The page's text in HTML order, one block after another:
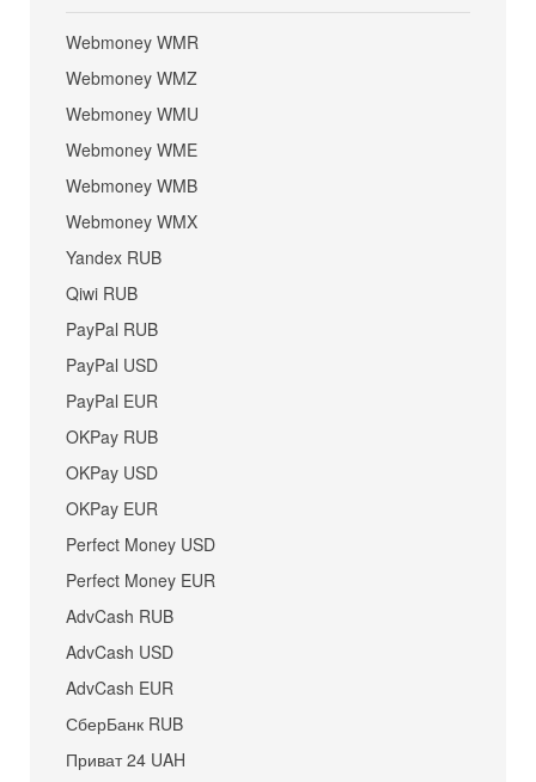
Webmoney WMR
Webmoney WMZ
Webmoney WMU
Webmoney WME
Webmoney WMB
Webmoney WMX
Yandex RUB
Qiwi RUB
PayPal RUB
PayPal USD
PayPal EUR
OKPay RUB
OKPay USD
OKPay EUR
Perfect Money USD
Perfect Money EUR
AdvCash RUB
AdvCash USD
AdvCash EUR
СберБанк RUB
Приват 24 UAH